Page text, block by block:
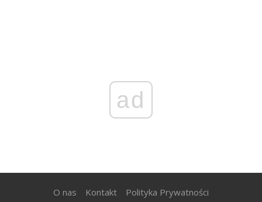
ad
O nas Kontakt Polityka Prywatności